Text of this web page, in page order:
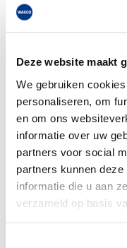
Deze website maakt
We gebruiken
personaliseren, om
en om ons
informatie over uw
partners voor social
partners kunnen
informatie die u aan
verzameld op basis
Ontdek de tijdloze en
uit twee
technologieën een
Rebris is verkrijgbaar
in verschillende
mengkranen zijn
vormgeving en hun
Rebris S valt op
E juist te herkennen
lijnen. De vorm en
het hele assortiment
wastafelmengkranen